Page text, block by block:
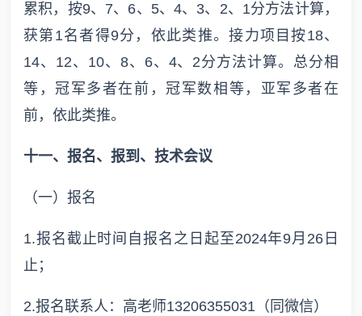
累积，按9、7、6、5、4、3、2、1分方法计算，
获第1名者得9分，依此类推。接力项目按18、
14、12、10、8、6、4、2分方法计算。总分相
等，冠军多者在前，冠军数相等，亚军多者在
前，依此类推。
十一、报名、报到、技术会议
（一）报名
1.报名截止时间自报名之日起至2024年9月26日
止；
2.报名联系人：高老师13206355031（同微信）